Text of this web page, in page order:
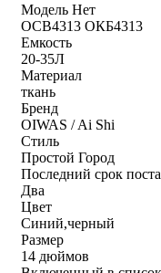
Модель Нет
OCB4313 ОКБ4313
Емкость
20-35Л
Материал
ткань
Бренд
OIWAS / Ai Shi
Стиль
Простой Город
Последний срок
Два
Цвет
Синий,черный
Размер
14 дюймов